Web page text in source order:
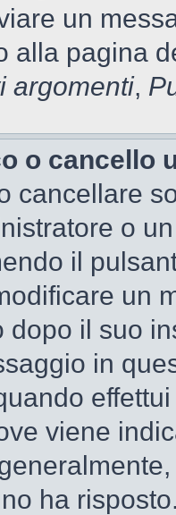
un
alla pagina
argomenti,
o cancello
cancellare
o
il
un
dopo il suo
in
viene
ha